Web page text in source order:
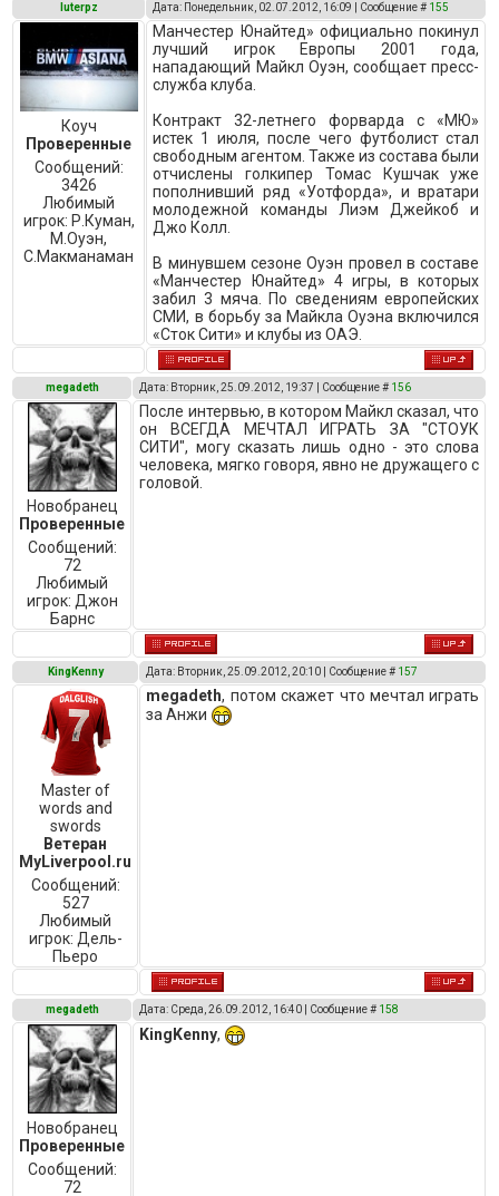
luterpz Дата: Понедельник, 02.07.2012, 16:09 | Сообщение # 155
Коуч
Проверенные
Сообщений:
3426
Любимый
игрок: Р.Куман,
М.Оуэн,
C.Макманаман
Манчестер Юнайтед» официально покинул
лучший игрок Европы 2001 года,
нападающий Майкл Оуэн, сообщает пресс-
служба клуба.
Контракт 32-летнего форварда с «МЮ»
истек 1 июля, после чего футболист стал
свободным агентом. Также из состава были
отчислены голкипер Томас Кушчак уже
пополнивший ряд «Уотфорда», и вратари
молодежной команды Лиэм Джейкоб и
Джо Колл.
В минувшем сезоне Оуэн провел в составе
«Манчестер Юнайтед» 4 игры, в которых
забил 3 мяча. По сведениям европейских
СМИ, в борьбу за Майкла Оуэна включился
«Сток Сити» и клубы из ОАЭ.
megadeth Дата: Вторник, 25.09.2012, 19:37 | Сообщение # 156
Новобранец
Проверенные
Сообщений:
72
Любимый
игрок: Джон
Барнс
После интервью, в котором Майкл сказал, что
он ВСЕГДА МЕЧТАЛ ИГРАТЬ ЗА "СТОУК
СИТИ", могу сказать лишь одно - это слова
человека, мягко говоря, явно не дружащего с
головой.
KingKenny Дата: Вторник, 25.09.2012, 20:10 | Сообщение # 157
Master of
words and
swords
Ветеран
MyLiverpool.ru
Сообщений:
527
Любимый
игрок: Дель-
Пьеро
megadeth, потом скажет что мечтал играть
за Анжи
megadeth Дата: Среда, 26.09.2012, 16:40 | Сообщение # 158
Новобранец
Проверенные
Сообщений:
72
KingKenny,